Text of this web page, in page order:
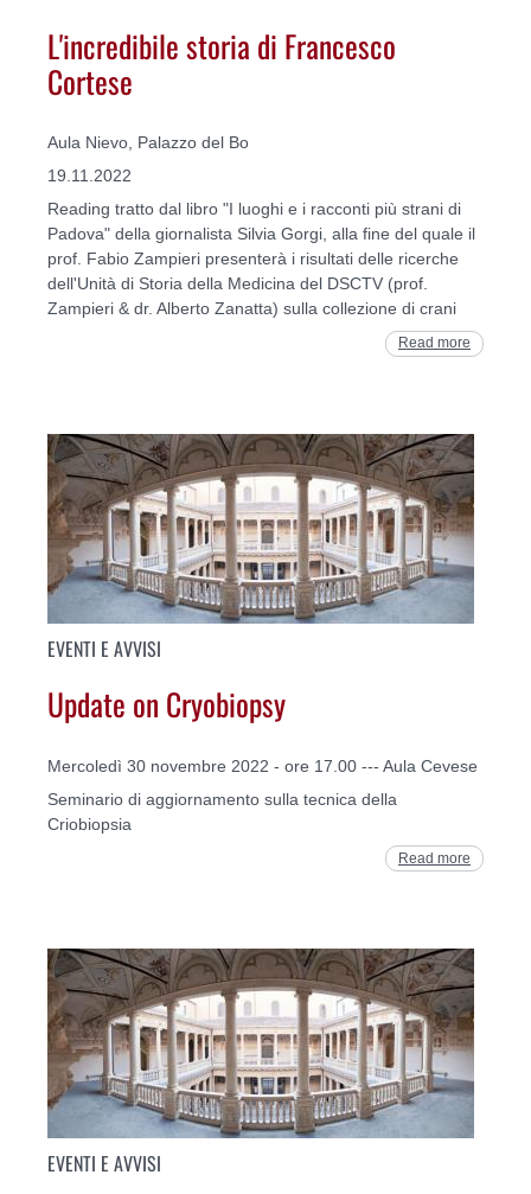
L'incredibile storia di Francesco
Cortese
Aula Nievo, Palazzo del Bo
19.11.2022
Reading tratto dal libro "I luoghi e i racconti più strani di
Padova" della giornalista Silvia Gorgi, alla fine del quale il
prof. Fabio Zampieri presenterà i risultati delle ricerche
dell'Unità di Storia della Medicina del DSCTV (prof.
Zampieri & dr. Alberto Zanatta) sulla collezione di crani
Read more
EVENTI E AVVISI
Update on Cryobiopsy
Mercoledì 30 novembre 2022 - ore 17.00 --- Aula Cevese
Seminario di aggiornamento sulla tecnica della
Criobiopsia
Read more
EVENTI E AVVISI